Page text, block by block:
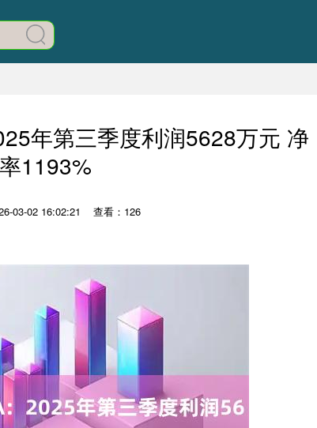
年第三季度利润5628万元 净
1193%
03-02 16:02:21 查看：126